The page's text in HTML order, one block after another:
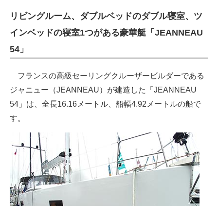
リビングルーム、ダブルベッドのダブル寝室、ツ
インベッドの寝室1つがある豪華艇「JEANNEAU
54」
フランスの高級セーリングクルーザービルダーである
ジャニュー（JEANNEAU）が建造した「JEANNEAU
54」は、全長16.16メートル、船幅4.92メートルの船で
す。